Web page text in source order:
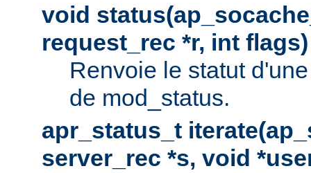
void
request_rec *r, int flags)
Renvoie le statut
de mod_status.
apr_status_t
server_rec *s, void